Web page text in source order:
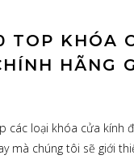
TOP KHÓA
HÃNG
các loại khóa cửa kính
mà chúng tôi sẽ giới